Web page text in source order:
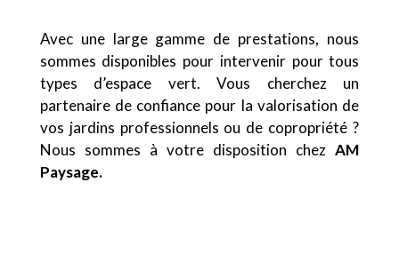
Avec une large gamme de prestations, nous
sommes disponibles pour intervenir pour tous
types d’espace vert. Vous cherchez un
partenaire de confiance pour la valorisation de
vos jardins professionnels ou de copropriété ?
Nous sommes à votre disposition chezAM
Paysage.